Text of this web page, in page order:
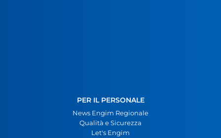
PER IL PERSONALE
News Engim Regionale
Qualità e Sicurezza
Let's Engim